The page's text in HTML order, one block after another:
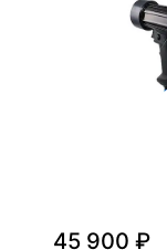
45 900 ₽